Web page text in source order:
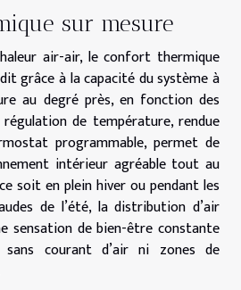
sur mesure
air-air, le confort thermique
grâce à la capacité du système à
au degré près, en fonction des
de température, rendue
programmable, permet de
intérieur agréable tout au
soit en plein hiver ou pendant les
de l’été, la distribution d’air
sensation de bien-être constante
sans courant d’air ni zones de